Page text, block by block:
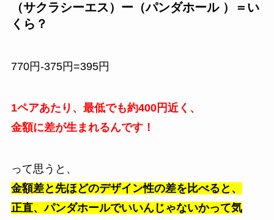
（サクラシーエス）ー（パンダホール ）＝い
くら？
770円-375円=395円
1ペアあたり、最低でも約400円近く、
金額に差が生まれるんです！
って思うと、
金額差と先ほどのデザイン性の差を比べると、
正直、パンダホールでいいんじゃないかって気